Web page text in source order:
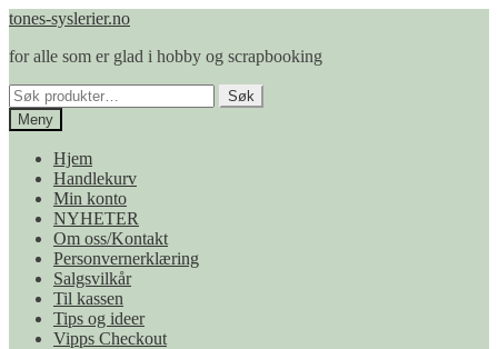
Hopp
navigasjon
Hopp
innhold
tones-syslerier.no
for alle som er glad i hobby og scrapbooking
Søk
etter:
Søk
Meny
Hjem
Handlekurv
Min konto
NYHETER
Om oss/Kontakt
Personvernerklæring
Salgsvilkår
Til kassen
Tips og ideer
Vipps Checkout